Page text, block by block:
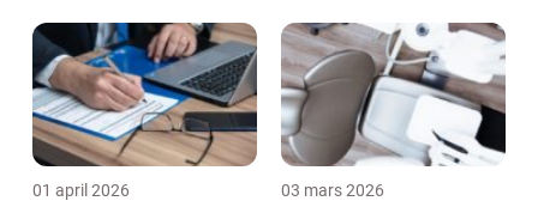
01 april 2026 03 mars 2026